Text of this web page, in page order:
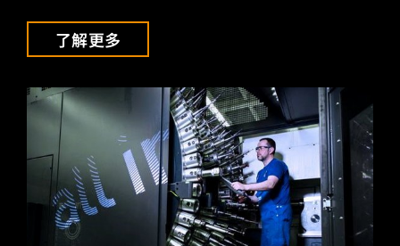
了解更多